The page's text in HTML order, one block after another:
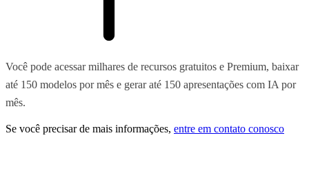
Você pode acessar milhares de recursos gratuitos e Premium, baixar
até 150 modelos por mês e gerar até 150 apresentações com IA por
mês.
Se você precisar de mais informações, entre em contato conosco